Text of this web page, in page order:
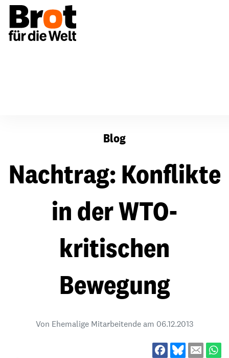
Blog
Nachtrag: Konflikte
in der WTO-
kritischen
Bewegung
Von Ehemalige Mitarbeitende am 06.12.2013